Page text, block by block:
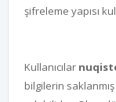
şifreleme yapısı
Kullanıcılar
bilgilerin